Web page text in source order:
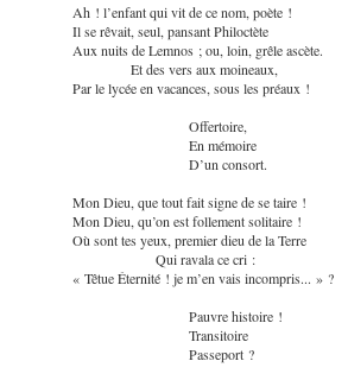
Ah ! l’enfant qui vit de ce nom, poète !
Il se rêvait, seul, pansant Philoctète
Aux nuits de Lemnos ; ou, loin, grêle ascète.
Et des vers aux moineaux,
Par le lycée en vacances, sous les préaux !
Offertoire,
En mémoire
D’un consort.
Mon Dieu, que tout fait signe de se taire !
Mon Dieu, qu’on est follement solitaire !
Où sont tes yeux, premier dieu de la Terre
Qui ravala ce cri :
« Têtue Éternité ! je m’en vais incompris... » ?
Pauvre histoire !
Transitoire
Passeport ?